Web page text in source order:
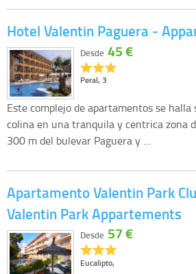
Hotel Valentin Paguera -
Peral, 3
Desde 45 €
Este complejo de apartamentos se halla
colina en una tranquila y centrica zona
300 m del bulevar Paguera y …
Apartamento Valentin Park
Valentin Park Appartements
Eucalipto,
Desde 57 €